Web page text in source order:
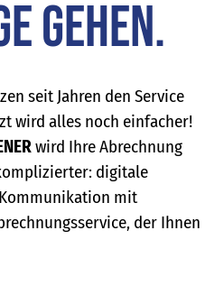
gehen.
seit Jahren den Service
wird alles noch einfacher!
wird Ihre Abrechnung
digitale
mit
der Ihnen